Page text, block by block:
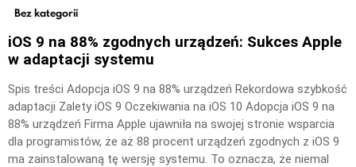
Bez kategorii
iOS 9 na 88% zgodnych urządzeń: Sukces Apple
w adaptacji systemu
Spis treści Adopcja iOS 9 na 88% urządzeń Rekordowa szybkość
adaptacji Zalety iOS 9 Oczekiwania na iOS 10 Adopcja iOS 9 na
88% urządzeń Firma Apple ujawniła na swojej stronie wsparcia
dla programistów, że aż 88 procent urządzeń zgodnych z iOS 9
ma zainstalowaną tę wersję systemu. To oznacza, że niemal